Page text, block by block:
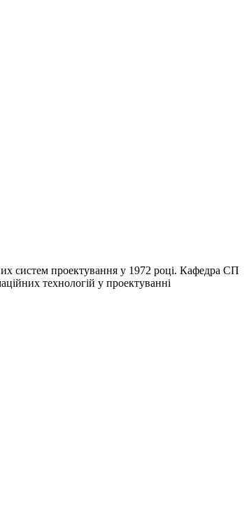
систем проектування у 1972 році. Кафедра СП
технологій у проектуванні